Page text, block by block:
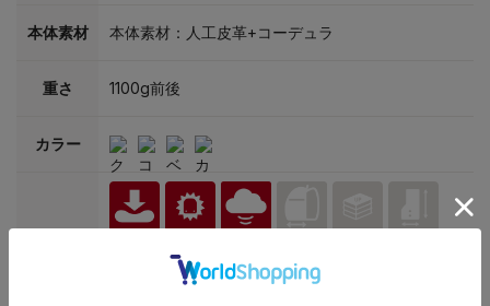
本体素材 本体素材：人工皮革+コーデュラ
重さ 1100g前後
カラー